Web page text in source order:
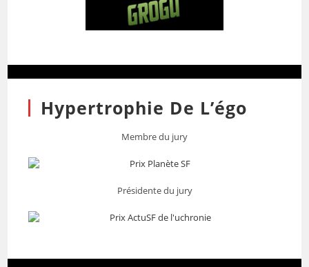
Hypertrophie De L’égo
Membre du jury
Présidente du jury